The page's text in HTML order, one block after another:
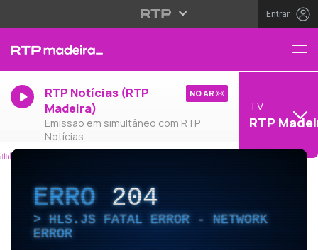
Entrar
RTP Notícias (RTP
Madeira)
Emissão em simultâneo com RTP
Notícias
NO AR
TV
RTP
ERRO204
HLS.JS FATAL ERROR - NETWORK
ERROR